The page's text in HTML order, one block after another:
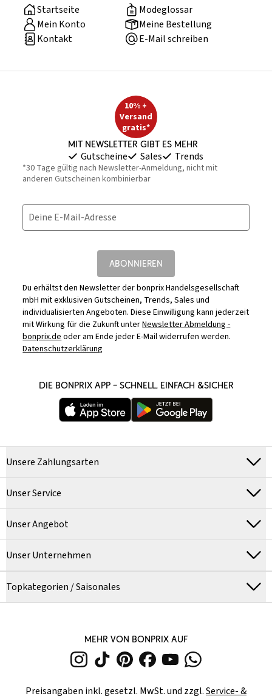
Startseite
Modeglossar
Mein Konto
Meine Bestellung
Kontakt
E-Mail schreiben
10% +
Versand
gratis*
Mit Newsletter gibt es mehr
Gutscheine Sales Trends
*30 Tage gültig nach Newsletter-Anmeldung, nicht mit
anderen Gutscheinen kombinierbar
Deine E-Mail-Adresse
ABONNIEREN
Du erhältst den Newsletter der bonprix Handelsgesellschaft
mbH mit exklusiven Gutscheinen, Trends, Sales und
individualisierten Angeboten. Diese Einwilligung kann jederzeit
mit Wirkung für die Zukunft unterNewsletter Abmeldung -
bonprix.deoder am Ende jeder E-Mail widerrufen werden.
Datenschutzerklärung
DIE BONPRIX APP – SCHNELL, EINFACH &SICHER
Unsere Zahlungsarten
Unser Service
Unser Angebot
Unser Unternehmen
Topkategorien / Saisonales
MEHR VON BONPRIX AUF
Preisangaben inkl. gesetzl. MwSt. und zzgl.Service- &